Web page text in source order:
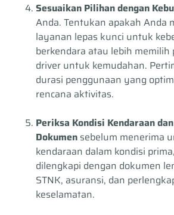
Sesuaikan Pilihan dengan
Anda. Tentukan apakah Anda
layanan lepas kunci untuk
berkendara atau lebih memilih
driver untuk kemudahan.
durasi penggunaan yang
rencana aktivitas.
Periksa Kondisi Kendaraan
Dokumen sebelum menerima
kendaraan dalam kondisi
dilengkapi dengan dokumen
STNK, asuransi, dan
keselamatan.